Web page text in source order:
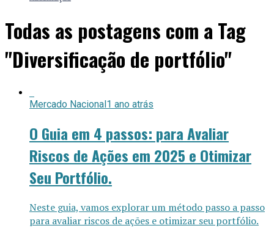
Todas as postagens com a Tag
"Diversificação de portfólio"
Mercado Nacional1 ano atrás
O Guia em 4 passos: para Avaliar
Riscos de Ações em 2025 e Otimizar
Seu Portfólio.
Neste guia, vamos explorar um método passo a passo
para avaliar riscos de ações e otimizar seu portfólio.